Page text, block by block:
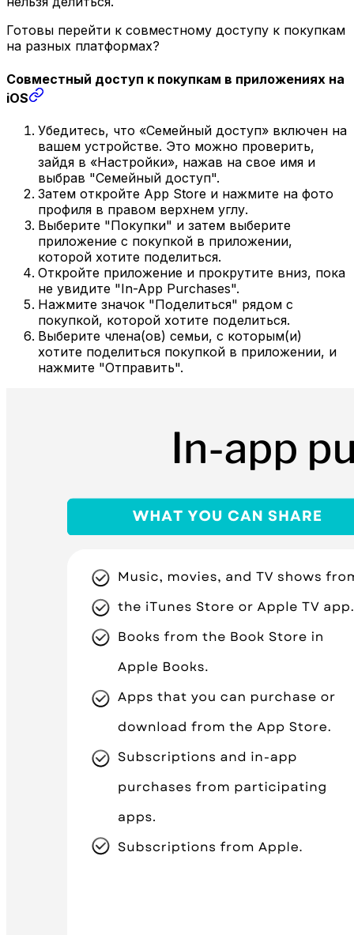
Готовы перейти к совместному доступу к покупкам
на разных платформах?
Совместный доступ к покупкам в приложениях на
iOS
Убедитесь, что «Семейный доступ» включен на
вашем устройстве. Это можно проверить,
зайдя в «Настройки», нажав на свое имя и
выбрав "Семейный доступ".
Затем откройте App Store и нажмите на фото
профиля в правом верхнем углу.
Выберите "Покупки" и затем выберите
приложение с покупкой в приложении,
которой хотите поделиться.
Откройте приложение и прокрутите вниз, пока
не увидите "In-App Purchases".
Нажмите значок "Поделиться" рядом с
покупкой, которой хотите поделиться.
Выберите члена(ов) семьи, с которым(и)
хотите поделиться покупкой в приложении, и
нажмите "Отправить".